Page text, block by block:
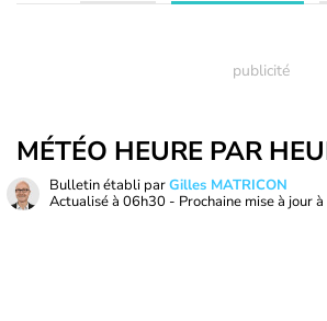
MÉTÉO HEURE PAR
Bulletin établi parGilles MATRICON
Actualisé à 06h30 - Prochaine mise à jour à